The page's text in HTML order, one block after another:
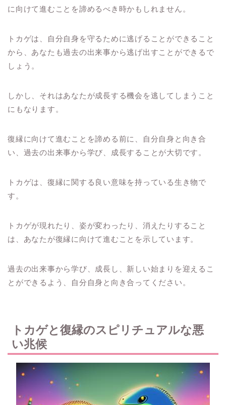
に向けて進むことを諦めるべき時かもしれません。
トカゲは、自分自身を守るために逃げることができること
から、あなたも過去の出来事から逃げ出すことができるで
しょう。
しかし、それはあなたが成長する機会を逃してしまうこと
にもなります。
復縁に向けて進むことを諦める前に、自分自身と向き合
い、過去の出来事から学び、成長することが大切です。
トカゲは、復縁に関する良い意味を持っている生き物で
す。
トカゲが現れたり、姿が変わったり、消えたりすること
は、あなたが復縁に向けて進むことを示しています。
過去の出来事から学び、成長し、新しい始まりを迎えるこ
とができるよう、自分自身と向き合ってください。
トカゲと復縁のスピリチュアルな悪
い兆候